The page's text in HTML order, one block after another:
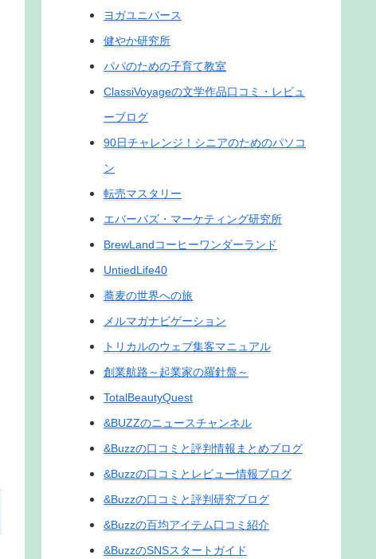
ヨガユニバース
健やか研究所
パパのための子育て教室
ClassiVoyageの文学作品口コミ・レビュ
ーブログ
90日チャレンジ！シニアのためのパソコ
ン
転売マスタリー
エバーバズ・マーケティング研究所
BrewLandコーヒーワンダーランド
UntiedLife40
蕎麦の世界への旅
メルマガナビゲーション
トリカルのウェブ集客マニュアル
創業航路～起業家の羅針盤～
TotalBeautyQuest
&BUZZのニュースチャンネル
&Buzzの口コミと評判情報まとめブログ
&Buzzの口コミとレビュー情報ブログ
&Buzzの口コミと評判研究ブログ
&Buzzの百均アイテム口コミ紹介
&BuzzのSNSスタートガイド